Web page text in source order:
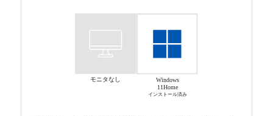
モニタなし
Windows
11Home
インストール済み